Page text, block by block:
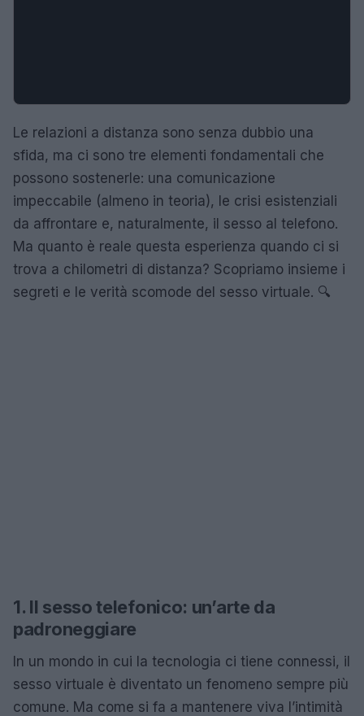
Le relazioni a distanza sono senza dubbio una
sfida, ma ci sono tre elementi fondamentali che
possono sostenerle: una comunicazione
impeccabile (almeno in teoria), le crisi esistenziali
da affrontare e, naturalmente, il sesso al telefono.
Ma quanto è reale questa esperienza quando ci si
trova a chilometri di distanza? Scopriamo insieme i
segreti e le verità scomode del sesso virtuale. 🔍
1. Il sesso telefonico: un’arte da
padroneggiare
In un mondo in cui la tecnologia ci tiene connessi, il
sesso virtuale è diventato un fenomeno sempre più
comune. Ma come si fa a mantenere viva l’intimità